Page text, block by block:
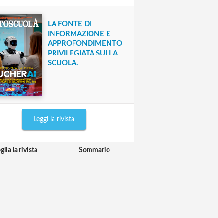
LA FONTE DI
INFORMAZIONE E
APPROFONDIMENTO
PRIVILEGIATA SULLA
SCUOLA.
Leggi la rivista
la rivista Sommario